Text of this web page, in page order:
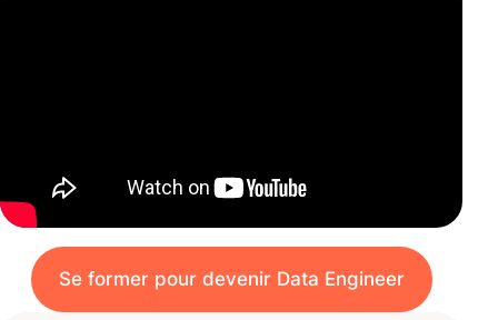
Se former pour devenir Data Engineer